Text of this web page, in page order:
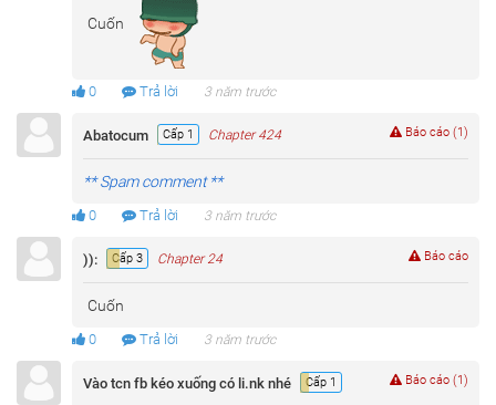
Cuốn
0 Trả lời 3 năm trước
Abatocum Cấp 1 Chapter 424
** Spam comment **
0 Trả lời 3 năm trước
Báo cáo (1)
)): Cấp 3 Chapter 24
Cuốn
0 Trả lời 3 năm trước
Báo cáo
Vào tcn fb kéo xuống có li.nk nhé Cấp 1 Báo cáo (1)